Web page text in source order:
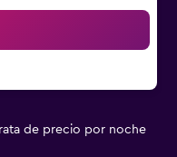
de precio por noche